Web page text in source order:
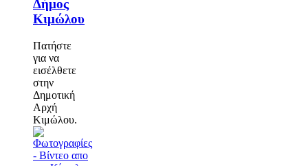
Δήμος
Κιμώλου
Πατήστε
για να
εισέλθετε
στην
Δημοτική
Αρχή
Κιμώλου.